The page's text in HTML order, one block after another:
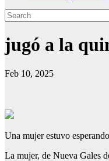
jugó a la
Feb 10, 2025
Una mujer estuvo
La mujer, de Nueva Gales